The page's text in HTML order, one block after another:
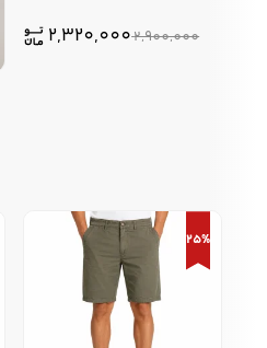
2,900,000
2,320,000
25%